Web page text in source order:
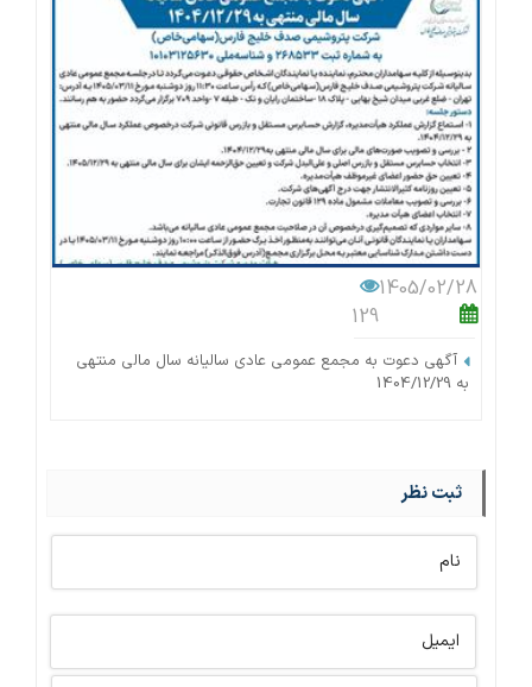
1405/02/28
129
آگهی دعوت به مجمع عمومی عادی سالیانه سال مالی منتهی
به 1404/12/29
ثبت نظر